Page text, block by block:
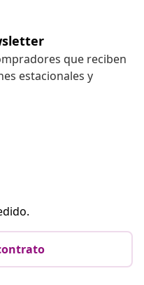
que reciben
estacionales y